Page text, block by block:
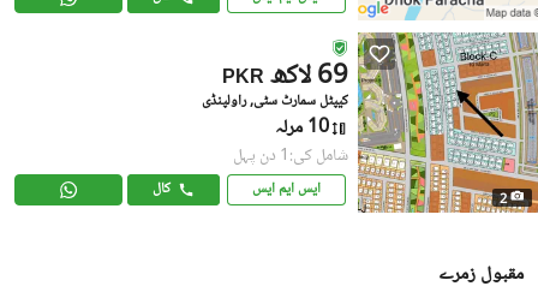
2
PKR 69 لاکھ
کیپٹل سمارٹ سٹی, راولپنڈی
10 مرلہ
شامل کی:1 دن پہل
ایس ایم ایس کال
مقبول زمرے